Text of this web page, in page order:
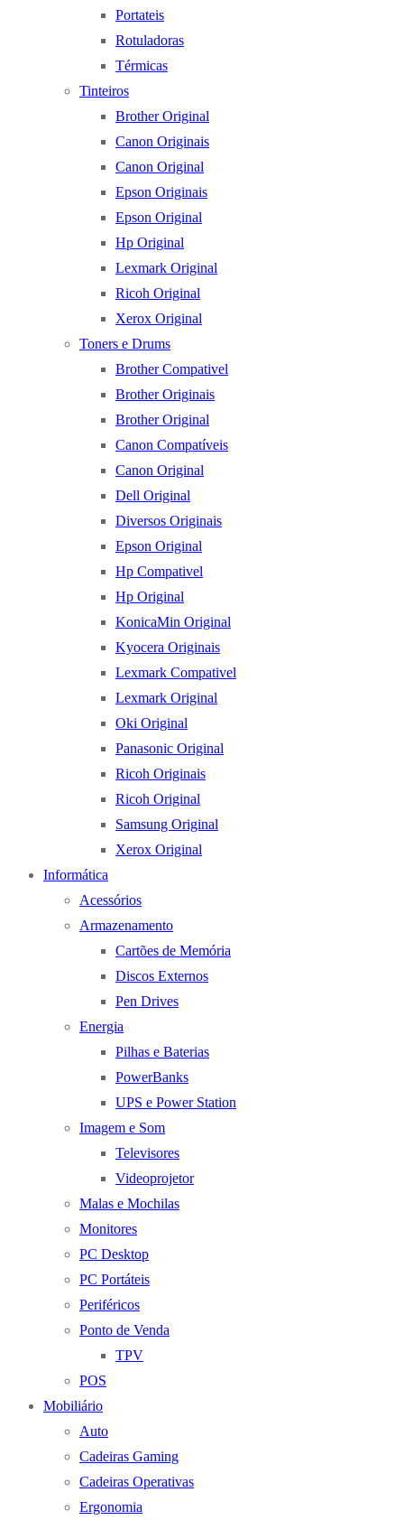
Portateis
Rotuladoras
Térmicas
Tinteiros
Brother Original
Canon Originais
Canon Original
Epson Originais
Epson Original
Hp Original
Lexmark Original
Ricoh Original
Xerox Original
Toners e Drums
Brother Compativel
Brother Originais
Brother Original
Canon Compatíveis
Canon Original
Dell Original
Diversos Originais
Epson Original
Hp Compativel
Hp Original
KonicaMin Original
Kyocera Originais
Lexmark Compativel
Lexmark Original
Oki Original
Panasonic Original
Ricoh Originais
Ricoh Original
Samsung Original
Xerox Original
Informática
Acessórios
Armazenamento
Cartões de Memória
Discos Externos
Pen Drives
Energia
Pilhas e Baterias
PowerBanks
UPS e Power Station
Imagem e Som
Televisores
Videoprojetor
Malas e Mochilas
Monitores
PC Desktop
PC Portáteis
Periféricos
Ponto de Venda
TPV
POS
Mobiliário
Auto
Cadeiras Gaming
Cadeiras Operativas
Ergonomia